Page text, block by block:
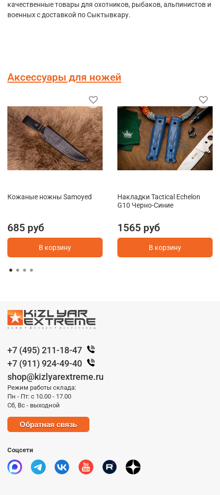
качественные товары для охотников, рыбаков, альпинистов и
военных с доставкой по Сыктывкару.
Аксессуары для ножей
Кожаные ножны Samoyed
685 руб
В корзину
Накладки Tactical Echelon
G10 Черно-Синие
1565 руб
В корзину
+7 (495) 211-18-47
+7 (911) 924-49-40
shop@kizlyarextreme.ru
Режим работы склада:
Пн - Пт: с 10.00 - 17.00
Сб, Вс - выходной
Обратная связь
Соцсети